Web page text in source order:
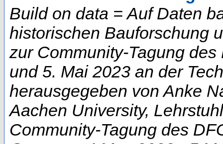
Build on data = Auf Daten
historischen Bauforschung
zur Community-Tagung
und 5. Mai 2023 an der
herausgegeben von Anke
Aachen University,
Community-Tagung des